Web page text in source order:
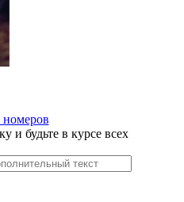
и будьте в курсе всех